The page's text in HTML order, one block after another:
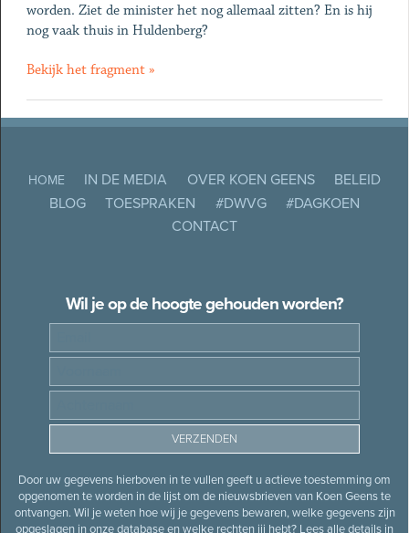
worden. Ziet de minister het nog allemaal zitten? En is hij
nog vaak thuis in Huldenberg?
Bekijk het fragment »
HOME IN DE MEDIA OVER KOEN GEENS
BELEID
BLOG
TOESPRAKEN #DWVG
#DAGKOEN
CONTACT
Wil je op de hoogte gehouden worden?
Door uw gegevens hierboven in te vullen geeft u actieve toestemming om
opgenomen te worden in de lijst om de nieuwsbrieven van Koen Geens te
ontvangen. Wil je weten hoe wij je gegevens bewaren, welke gegevens zijn
opgeslagen in onze database en welke rechten jij hebt? Lees alle details in